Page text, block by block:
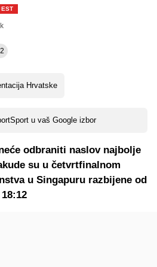
Hrvatske
u vaš Google izbor
odbraniti naslov najbolje
su u četvrtfinalnom
u Singapuru razbijene od